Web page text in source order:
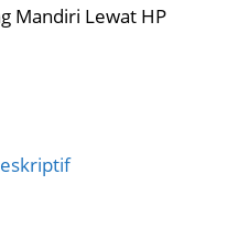
Mandiri Lewat HP